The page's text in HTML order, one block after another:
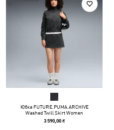
Юбка FUTURE.PUMA.ARCHIVE
Washed Twill Skirt Women
3 590,00 ₴